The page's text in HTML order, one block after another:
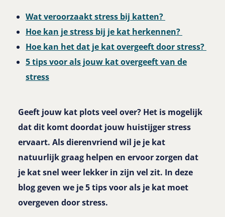
Wat veroorzaakt stress bij katten?
Hoe kan je stress bij je kat herkennen?
Hoe kan het dat je kat overgeeft door stress?
5 tips voor als jouw kat overgeeft van de
stress
Geeft jouw kat plots veel over? Het is mogelijk
dat dit komt doordat jouw huistijger stress
ervaart. Als dierenvriend wil je je kat
natuurlijk graag helpen en ervoor zorgen dat
je kat snel weer lekker in zijn vel zit. In deze
blog geven we je 5 tips voor als je kat moet
overgeven door stress.